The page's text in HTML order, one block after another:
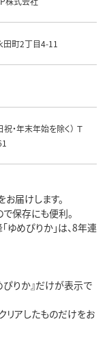
町2丁目4-11
・年末年始を除く） Ｔ
届けします。
保存にも便利。
ゆめぴりか」は、8年連
ぴりか』だけが表示で
リアしたものだけをお